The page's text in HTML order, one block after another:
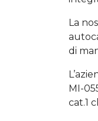
La
di
MI-
cat.1